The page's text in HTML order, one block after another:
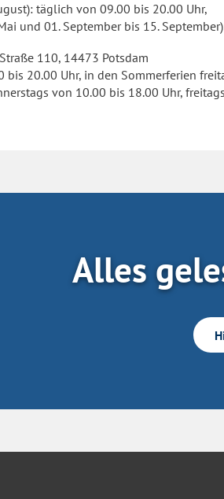
täglich von 09.00 bis 20.00 Uhr,
und 01. September bis 15.
110, 14473 Potsdam
20.00 Uhr, in den Sommerferien
von 10.00 bis 18.00 Uhr,
Alles